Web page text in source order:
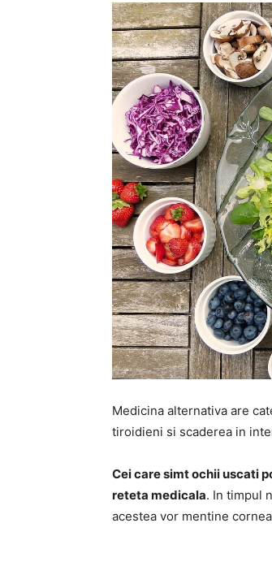
Medicina alternativa are
tiroidieni si scaderea in
Cei care simt ochii uscati
reteta medicala. In timpul
acestea vor mentine